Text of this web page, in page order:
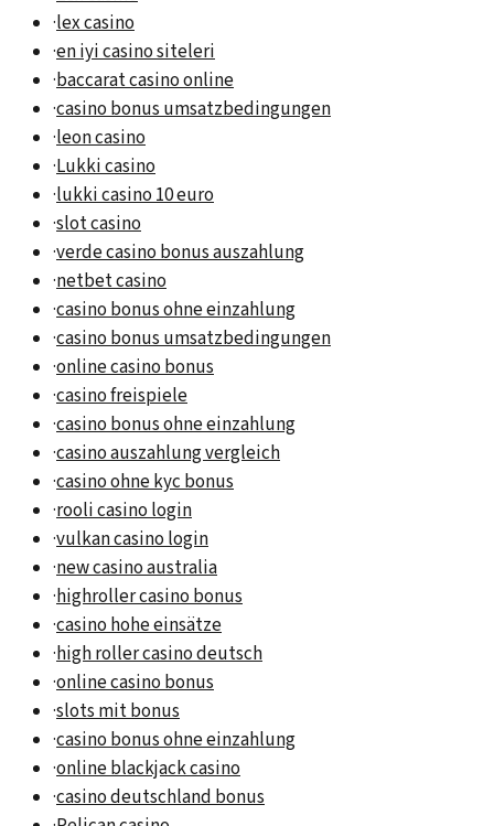
·lex casino
·en iyi casino siteleri
·baccarat casino online
·casino bonus umsatzbedingungen
·leon casino
·Lukki casino
·lukki casino 10 euro
·slot casino
·verde casino bonus auszahlung
·netbet casino
·casino bonus ohne einzahlung
·casino bonus umsatzbedingungen
·online casino bonus
·casino freispiele
·casino bonus ohne einzahlung
·casino auszahlung vergleich
·casino ohne kyc bonus
·rooli casino login
·vulkan casino login
·new casino australia
·highroller casino bonus
·casino hohe einsätze
·high roller casino deutsch
·online casino bonus
·slots mit bonus
·casino bonus ohne einzahlung
·online blackjack casino
·casino deutschland bonus